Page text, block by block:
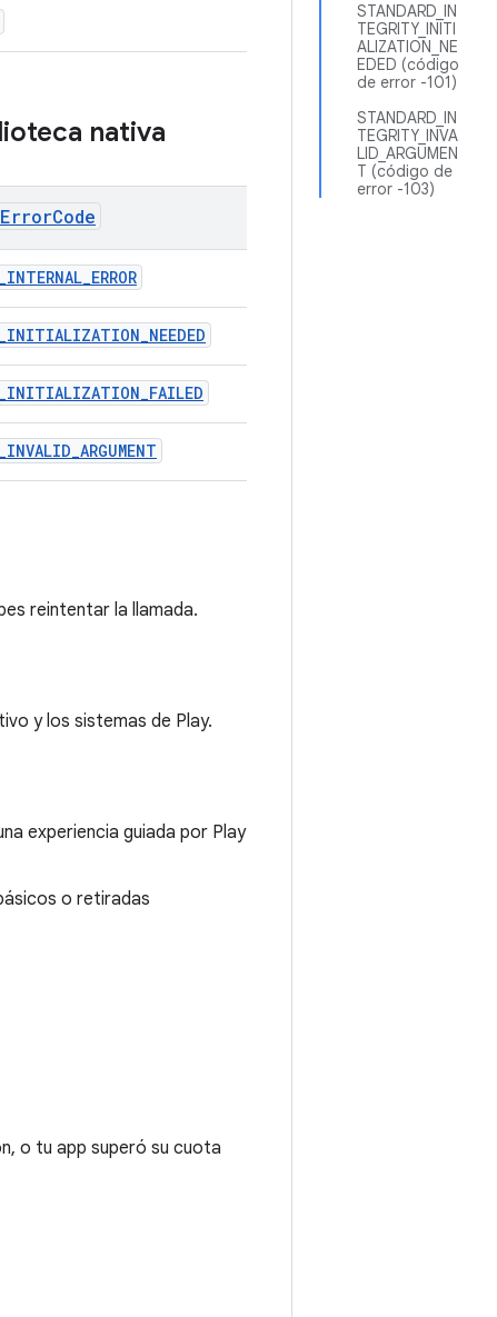
STANDARD_IN
TEGRITY_INITI
ALIZATION_NE
EDED (código
de error -101)
STANDARD_IN
TEGRITY_INVA
LID_ARGUMEN
T (código de
error -103)
nativa
reintentar la llamada.
y los sistemas de Play.
experiencia guiada por Play
o retiradas
o tu app superó su cuota